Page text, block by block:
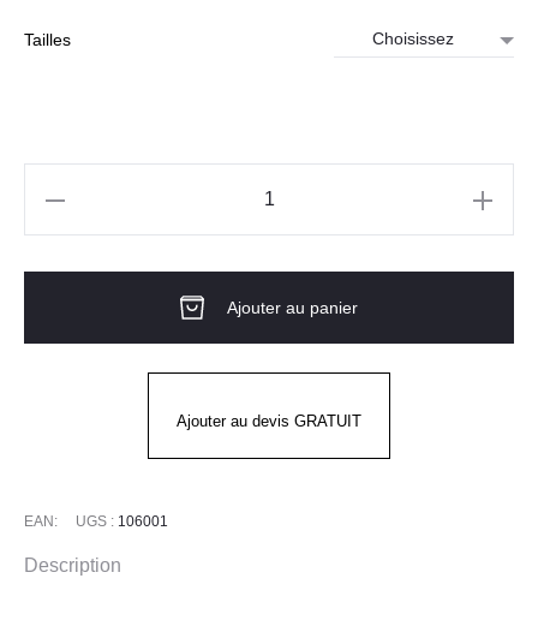
Tailles
ASHLAND
Ajouter au panier
Ajouter au devis GRATUIT
EAN: UGS : 106001
Description